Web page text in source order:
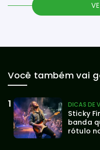
Você também vai
DICAS DE
Sticky
banda
rótulo